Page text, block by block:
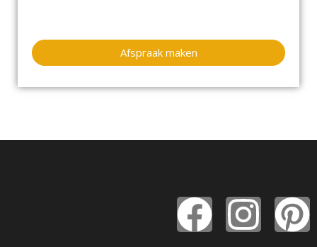
Afspraak maken
F I P